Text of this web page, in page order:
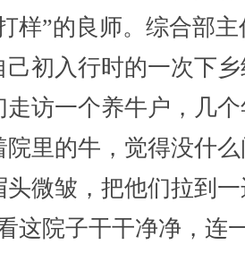
样”的良师。综合部主
己初入行时的一次下
走访一个养牛户，几
院里的牛，觉得没什
头微皱，把他们拉到
这院子干干净净，连